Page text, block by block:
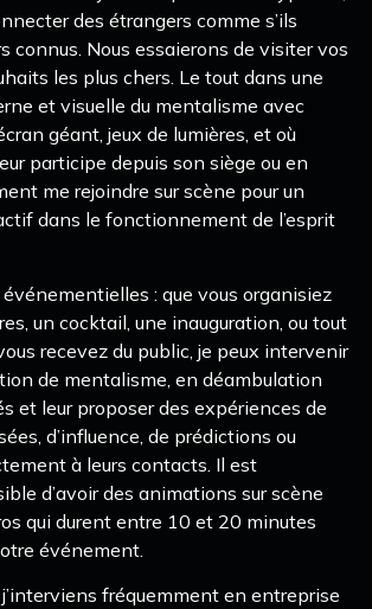
des étrangers comme s’ils
connus. Nous essaierons de visiter vos
les plus chers. Le tout dans une
et visuelle du mentalisme avec
géant, jeux de lumières, et où
participe depuis son siège ou en
me rejoindre sur scène pour un
dans le fonctionnement de l’esprit
: que vous organisiez
un cocktail, une inauguration, ou tout
recevez du public, je peux intervenir
de mentalisme, en déambulation
et leur proposer des expériences de
d’influence, de prédictions ou
à leurs contacts. Il est
d’avoir des animations sur scène
qui durent entre 10 et 20 minutes
événement.
fréquemment en entreprise